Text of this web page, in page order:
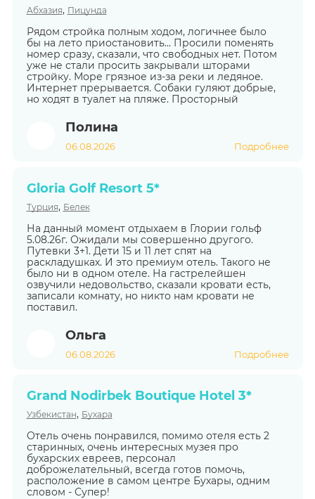
Абхазия, Пицунда
Рядом стройка полным ходом, логичнее было
бы на лето приостановить... Просили поменять
номер сразу, сказали, что свободных нет. Потом
уже не стали просить закрывали шторами
стройку. Море грязное из-за реки и ледяное.
Интернет прерывается. Собаки гуляют добрые,
но ходят в туалет на пляже. Просторный
Полина
06.08.2026 Подробнее
Gloria Golf Resort 5*
Турция, Белек
На данный момент отдыхаем в Глории гольф
5.08.26г. Ожидали мы совершенно другого.
Путевки 3+1. Дети 15 и 11 лет спят на
раскладушках. И это премиум отель. Такого не
было ни в одном отеле. На гастрелейшен
озвучили недовольство, сказали кровати есть,
записали комнату, но никто нам кровати не
поставил.
Ольга
06.08.2026 Подробнее
Grand Nodirbek Boutique Hotel 3*
Узбекистан, Бухара
Отель очень понравился, помимо отеля есть 2
старинных, очень интересных музея про
бухарских евреев, персонал
доброжелательный, всегда готов помочь,
расположение в самом центре Бухары, одним
словом - Супер!